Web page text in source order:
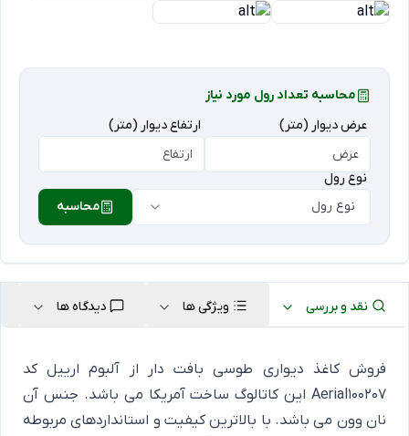
محاسبه تعداد رول مورد نیاز
عرض دیوار (متر)
ارتفاع دیوار (متر)
نوع رول
نوع رول
محاسبه
نقد و بررسی ویژگی ها دیدگاه ها
فروش کاغذ دیواری طوسی بافت دار از آلبوم ارییل کد
Aerial100207 این کاتالوگ ساخت آمریکا می باشد. جنس آن
نان وون می باشد. با بالاترین کیفیت و استانداردهای مربوطه